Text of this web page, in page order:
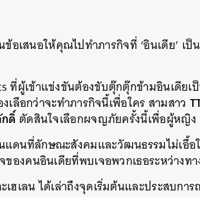
เสนอให้คุณไปทำภารกิจที่ ‘อินเดีย’ เป็น
ที่ผู้เข้าแข่งขันต้องขับตุ๊กตุ๊กข้ามอินเดียเ
เลือกว่าจะทำภารกิจนี้เพื่อใคร สามสาว
ดิ์ ตัดสินใจเลือกผจญภัยครั้งนี้เพื่อผู้หญิง
นแดนที่ลักษณะสังคมและวัฒนธรรมไม่เ
องคนอินเดียที่พบเจอพวกเธอระหว่างทา
ฮเลน ได้เล่าถึงจุดเริ่มต้นและประสบกา